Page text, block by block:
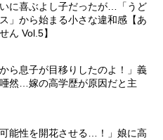
に喜ぶよし子だったが…「うど
」から始まる小さな違和感【あ
ん Vol.5】
ら息子が目移りしたのよ！」義
然…嫁の高学歴が原因だと主
可能性を開花させる…！」娘に高